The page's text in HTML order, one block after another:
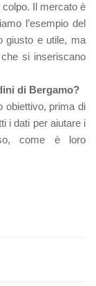
Il mercato è
l’esempio del
giusto e utile, ma
si inseriscano
di Bergamo?
obiettivo, prima di
i dati per aiutare i
come è loro